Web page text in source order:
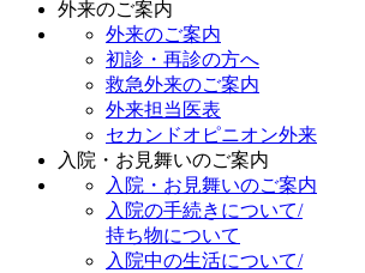
外来のご案内
外来のご案内
初診・再診の方へ
救急外来のご案内
外来担当医表
セカンドオピニオン外来
入院・お見舞いのご案内
入院・お見舞いのご案内
入院の手続きについて/
持ち物について
入院中の生活について/